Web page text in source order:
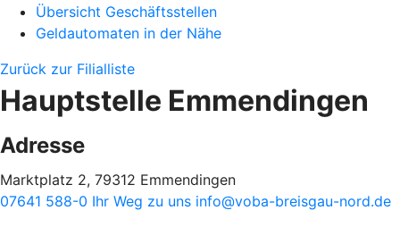
Übersicht Geschäftsstellen
Geldautomaten in der Nähe
Zurück zur Filialliste
Hauptstelle Emmendingen
Adresse
Marktplatz 2, 79312 Emmendingen
07641 588-0 Ihr Weg zu uns info@voba-breisgau-nord.de